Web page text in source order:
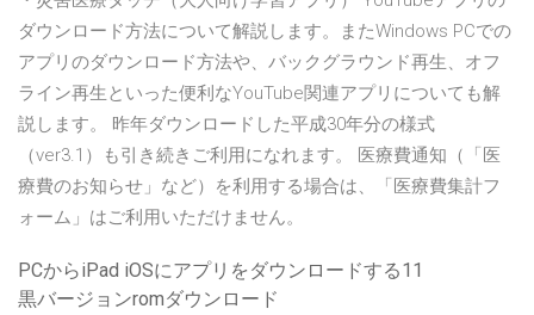
ダウンロード方法について解説します。またWindows PCでの
アプリのダウンロード方法や、バックグラウンド再生、オフ
ライン再生といった便利なYouTube関連アプリについても解
説します。 昨年ダウンロードした平成30年分の様式
（ver3.1）も引き続きご利用になれます。 医療費通知（「医
療費のお知らせ」など）を利用する場合は、「医療費集計フ
ォーム」はご利用いただけません。
PCからiPad iOSにアプリをダウンロードする11
黒バージョンromダウンロード